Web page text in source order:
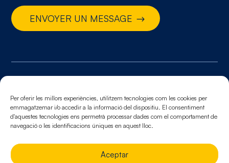
Per oferir les millors experiències, utilitzem tecnologies com les cookies per
emmagatzemar i/o accedir a la informació del dispositiu. El consentiment
d'aquestes tecnologies ens permetrà processar dades com el comportament de
navegació o les identificacions úniques en aquest lloc.
Aceptar
ENVOYER UN MESSAGE
Mentions légales. Politique de cookies. Politique de
confidentialité